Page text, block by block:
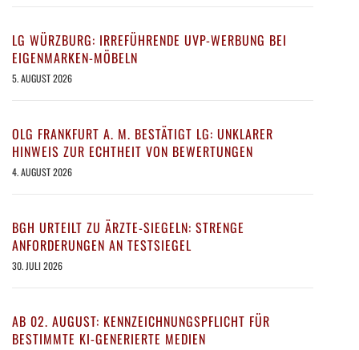
LG WÜRZBURG: IRREFÜHRENDE UVP-WERBUNG BEI
EIGENMARKEN-MÖBELN
5. AUGUST 2026
OLG FRANKFURT A. M. BESTÄTIGT LG: UNKLARER
HINWEIS ZUR ECHTHEIT VON BEWERTUNGEN
4. AUGUST 2026
BGH URTEILT ZU ÄRZTE-SIEGELN: STRENGE
ANFORDERUNGEN AN TESTSIEGEL
30. JULI 2026
AB 02. AUGUST: KENNZEICHNUNGSPFLICHT FÜR
BESTIMMTE KI-GENERIERTE MEDIEN